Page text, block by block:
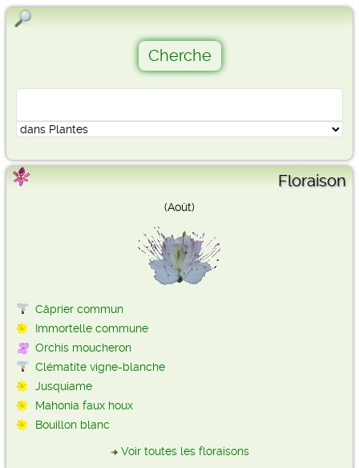
Floraison
(Août)
Câprier commun
Immortelle commune
Orchis moucheron
Clématite vigne-blanche
Jusquiame
Mahonia faux houx
Bouillon blanc
Voir toutes les floraisons